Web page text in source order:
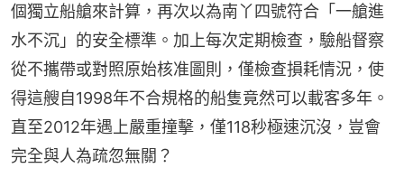
個獨立船艙來計算，再次以為南丫四號符合「一艙進
水不沉」的安全標準。加上每次定期檢查，驗船督察
從不攜帶或對照原始核准圖則，僅檢查損耗情況，使
得這艘自1998年不合規格的船隻竟然可以載客多年。
直至2012年遇上嚴重撞擊，僅118秒極速沉沒，豈會
完全與人為疏忽無關？